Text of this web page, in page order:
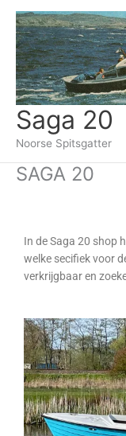
naar
inhoud
Saga 20
Noorse Spitsgatter
SAGA 20
In de Saga 20 shop
welke secifiek voor
verkrijgbaar en